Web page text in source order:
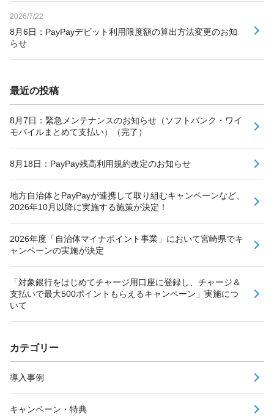
2026/7/22
8月6日：PayPayデビット利用限度額の算出方法変更のお知
らせ
最近の投稿
8月7日：緊急メンテナンスのお知らせ（ソフトバンク・ワイ
モバイルまとめて支払い）（完了）
8月18日：PayPay残高利用規約改定のお知らせ
地方自治体とPayPayが連携して取り組むキャンペーンなど、
2026年10月以降に実施する施策が決定！
2026年度「自治体マイナポイント事業」において宮崎県でキ
ャンペーンの実施が決定
「対象銀行をはじめてチャージ用口座に登録し、チャージ＆
支払いで最大500ポイントもらえるキャンペーン」実施につ
いて
カテゴリー
導入事例
キャンペーン・特典